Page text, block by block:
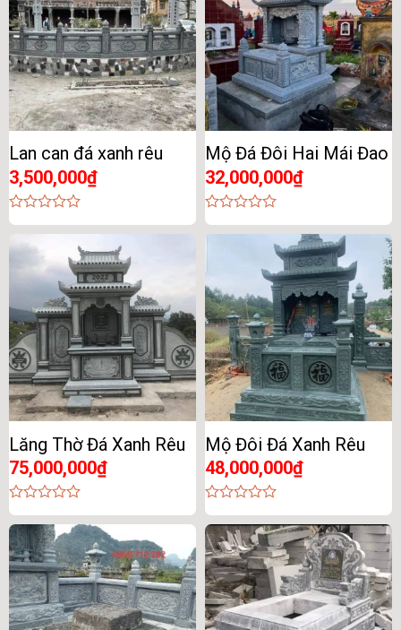
Lan can đá xanh rêu
3,500,000₫
0
of
Mộ Đá Đôi Hai Mái Đao
32,000,000₫
0
out
Lăng Thờ Đá Xanh Rêu
75,000,000₫
0
out
of
5
Mộ Đôi Đá Xanh Rêu
48,000,000₫
0
out
of
5